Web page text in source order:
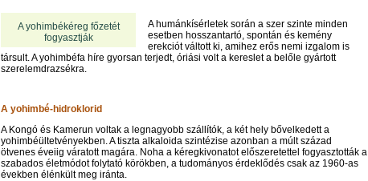
A yohimbékéreg főzetét
fogyasztják
A humánkísérletek során a szer szinte minden
esetben hosszantartó, spontán és kemény
erekciót váltott ki, amihez erős nemi izgalom is
társult. A yohimbéfa híre gyorsan terjedt, óriási volt a kereslet a belőle gyártott
szerelemdrazsékra.
A yohimbé-hidroklorid
A Kongó és Kamerun voltak a legnagyobb szállítók, a két hely bővelkedett a
yohimbéültetvényekben. A tiszta alkaloida szintézise azonban a múlt század
ötvenes éveiig váratott magára. Noha a kéregkivonatot előszeretettel fogyasztották a
szabados életmódot folytató körökben, a tudományos érdeklődés csak az 1960-as
években élénkült meg iránta.